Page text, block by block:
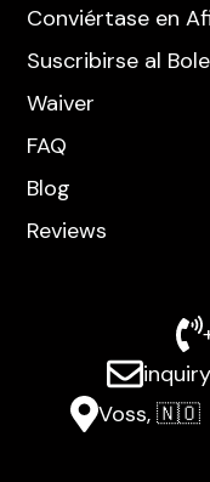
Conviértase en
Suscribirse al
Waiver
FAQ
Blog
Reviews
Voss, 🇳🇴